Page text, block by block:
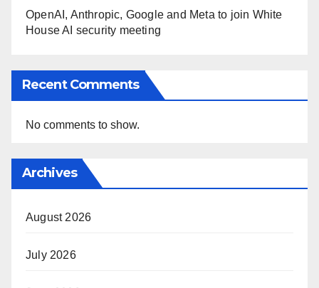
OpenAI, Anthropic, Google and Meta to join White
House AI security meeting
Recent Comments
No comments to show.
Archives
August 2026
July 2026